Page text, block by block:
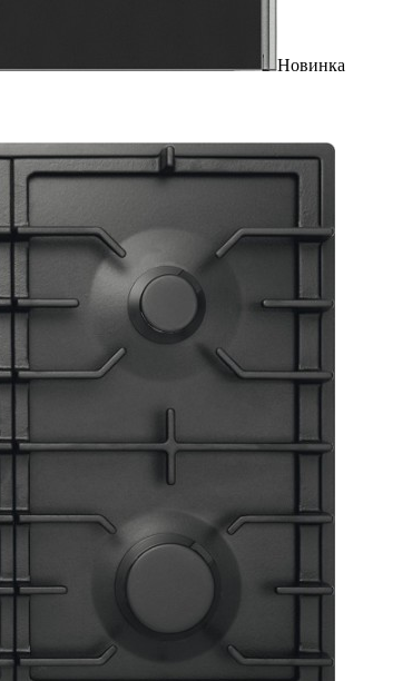
Новинка